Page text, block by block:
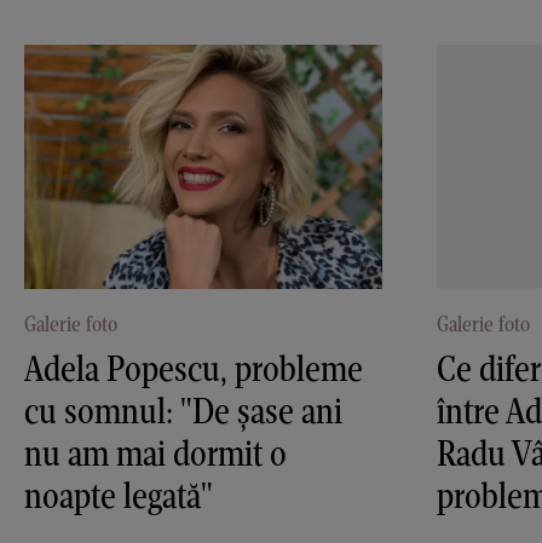
Galerie foto
Adela Popescu, probleme
cu somnul: "De șase ani
nu am mai dormit o
noapte legată"
Galerie foto
Ce
între
Radu